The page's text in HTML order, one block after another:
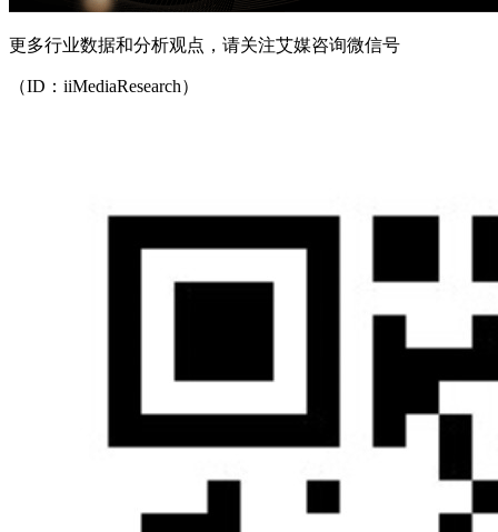
更多行业数据和分析观点，请关注艾媒咨询微信号
（ID：iiMediaResearch）